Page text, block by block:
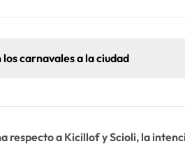
los carnavales a la ciudad
respecto a Kicillof y Scioli, la